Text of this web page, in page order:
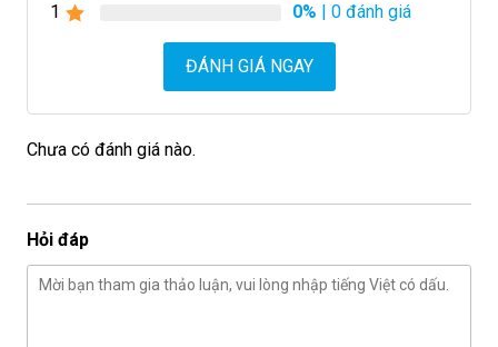
1
0% | 0 đánh giá
ĐÁNH GIÁ NGAY
Chưa có đánh giá nào.
Hỏi đáp